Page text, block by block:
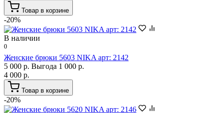
Товар в корзине
-20%
В наличии
0
Женские брюки 5603 NIKA арт: 2142
5 000 р. Выгода 1 000 р.
4 000 р.
Товар в корзине
-20%